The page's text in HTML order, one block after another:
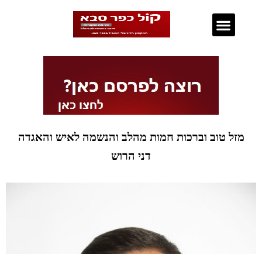
מזל טוב וברכות חמות מהלב והנשמה לאיש והאגדה
דני הרוש